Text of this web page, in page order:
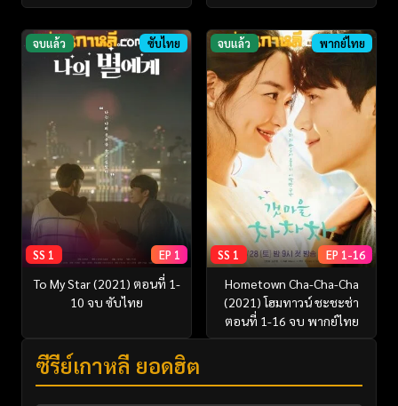
จบแล้ว ซับไทย
SS 1 EP 1
To My Star (2021) ตอนที่ 1-
10 จบ ซับไทย
จบแล้ว พากย์ไทย
SS 1 EP 1-16
Hometown Cha-Cha-Cha
(2021) โฮมทาวน์ ชะชะช่า
ตอนที่ 1-16 จบ พากย์ไทย
ซีรี่ย์เกาหลี ยอดฮิต